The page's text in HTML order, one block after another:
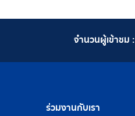
จำนวนผู้เข้าชม :
ร่วมงานกับเรา